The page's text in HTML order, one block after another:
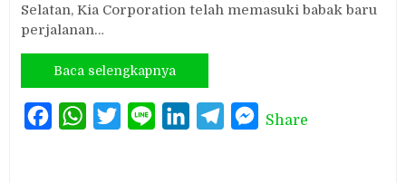
Selatan, Kia Corporation telah memasuki babak baru
perjalanan…
Baca selengkapnya
FacebookWhatsAppTwitterLine LinkedInTelegramMessenger
Share